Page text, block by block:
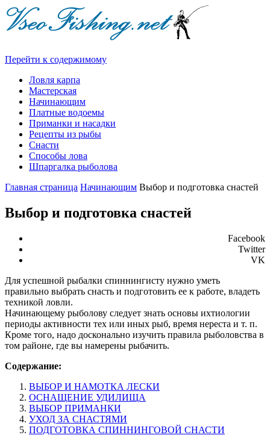
Перейти к содержимому
Ловля карпа
Мастерская
Начинающим
Платные водоемы
Приманки и насадки
Рецепты из рыбы
Снасти
Способы лова
Шпаргалка рыболова
Главная страница Начинающим Выбор и подготовка снастей
Выбор и подготовка снастей
Facebook
Twitter
VK
Для успешной рыбалки спиннингисту нужно уметь
правильно выбрать снасть и подготовить ее к работе, владеть
техникой ловли.
Начинающему рыболову следует знать основы ихтиологии
периоды активности тех или иных рыб, время нереста и т. п.
Кроме того, надо досконально изучить правила рыболовства в
том районе, где вы намерены рыбачить.
Содержание:
ВЫБОР И НАМОТКА ЛЕСКИ
ОСНАЩЕНИЕ УДИЛИЩА
ВЫБОР ПРИМАНКИ
УХОД ЗА СНАСТЯМИ
ПОДГОТОВКА СПИННИНГОВОЙ СНАСТИ